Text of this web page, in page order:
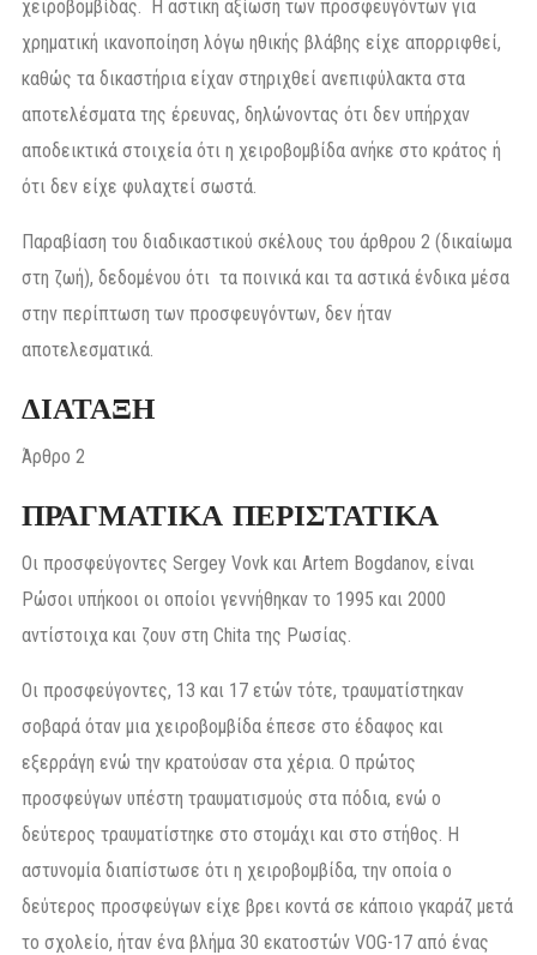
χειροβομβίδας. Η αστική αξίωση των προσφευγόντων για
χρηματική ικανοποίηση λόγω ηθικής βλάβης είχε απορριφθεί,
καθώς τα δικαστήρια είχαν στηριχθεί ανεπιφύλακτα στα
αποτελέσματα της έρευνας, δηλώνοντας ότι δεν υπήρχαν
αποδεικτικά στοιχεία ότι η χειροβομβίδα ανήκε στο κράτος ή
ότι δεν είχε φυλαχτεί σωστά.
Παραβίαση του διαδικαστικού σκέλους του άρθρου 2 (δικαίωμα
στη ζωή), δεδομένου ότι τα ποινικά και τα αστικά ένδικα μέσα
στην περίπτωση των προσφευγόντων, δεν ήταν
αποτελεσματικά.
ΔΙΑΤΑΞΗ
Άρθρο 2
ΠΡΑΓΜΑΤΙΚΑ ΠΕΡΙΣΤΑΤΙΚΑ
Οι προσφεύγοντες Sergey Vovk και Artem Bogdanov, είναι
Ρώσοι υπήκοοι οι οποίοι γεννήθηκαν το 1995 και 2000
αντίστοιχα και ζουν στη Chita της Ρωσίας.
Οι προσφεύγοντες, 13 και 17 ετών τότε, τραυματίστηκαν
σοβαρά όταν μια χειροβομβίδα έπεσε στο έδαφος και
εξερράγη ενώ την κρατούσαν στα χέρια. Ο πρώτος
προσφεύγων υπέστη τραυματισμούς στα πόδια, ενώ ο
δεύτερος τραυματίστηκε στο στομάχι και στο στήθος. Η
αστυνομία διαπίστωσε ότι η χειροβομβίδα, την οποία ο
δεύτερος προσφεύγων είχε βρει κοντά σε κάποιο γκαράζ μετά
το σχολείο, ήταν ένα βλήμα 30 εκατοστών VOG-17 από ένας